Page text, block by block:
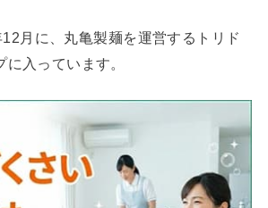
月に、丸亀製麺を運営するトリド
入っています。